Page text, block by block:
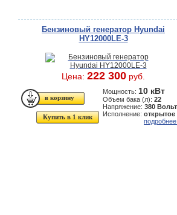
Бензиновый генератор Hyundai
HY12000LE-3
Цена: 222 300 руб.
Купить в 1 клик
Мощность: 10 кВт
Объем бака (л): 22
Напряжение: 380 Вольт
Исполнение: открытое